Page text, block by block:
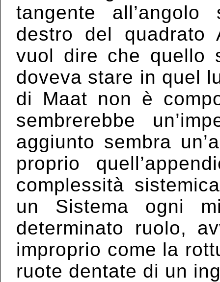
tangente all’angolo
destro del quadrato
vuol dire che quello
doveva stare in quel
di Maat non è
sembrerebbe
aggiunto sembra
proprio
complessità
un Sistema ogni
determinato ruolo,
improprio come la
ruote dentate di un